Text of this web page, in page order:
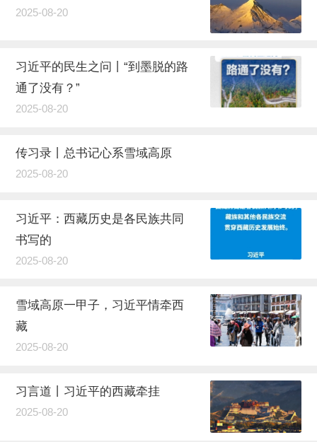
2025-08-20
习近平的民生之问丨“到墨脱的路
通了没有？”
2025-08-20
传习录丨总书记心系雪域高原
2025-08-20
习近平：西藏历史是各民族共同
书写的
2025-08-20
雪域高原一甲子，习近平情牵西
藏
2025-08-20
习言道丨习近平的西藏牵挂
2025-08-20